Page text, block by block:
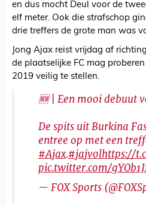
en dus mocht Deul voor de
elf meter. Ook die strafschop
drie treffers de grote man was
Jong Ajax reist vrijdag af
de plaatselijke FC mag
2019 veilig te stellen.
🆕 | Een mooi debuut
De spits uit Burkina
entree op met een
#Ajax.#jajvolhttps://
pic.twitter.com/
— FOX Sports